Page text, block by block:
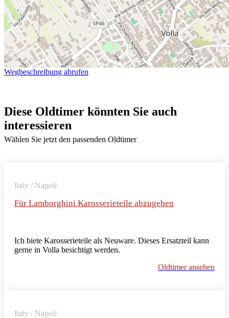
Wegbeschreibung abrufen
Diese Oldtimer könnten Sie auch
interessieren
Wählen Sie jetzt den passenden Oldtimer
Italy / Napoli
Für Lamborghini Karosserieteile abzugeben
Ich biete Karosserieteile als Neuware. Dieses Ersatzteil kann
gerne in Volla besichtigt werden.
Oldtimer ansehen
Italy / Napoli